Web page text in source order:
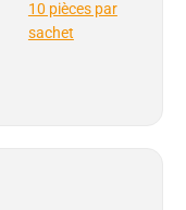
10 pièces par
sachet